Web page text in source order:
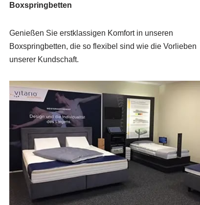
Boxspringbetten
Genießen Sie erstklassigen Komfort in unseren
Boxspringbetten, die so flexibel sind wie die Vorlieben
unserer Kundschaft.